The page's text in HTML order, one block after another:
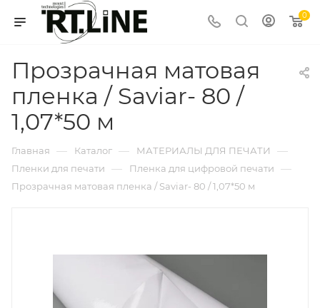
0
Прозрачная матовая
пленка / Saviar- 80 /
1,07*50 м
Главная — Каталог — МАТЕРИАЛЫ ДЛЯ ПЕЧАТИ —
Пленки для печати — Пленка для цифровой печати —
Прозрачная матовая пленка / Saviar- 80 / 1,07*50 м